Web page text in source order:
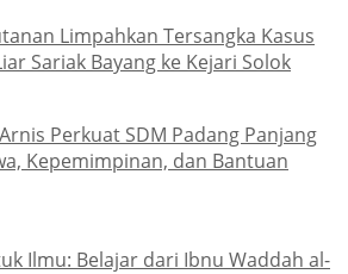
Limpahkan Tersangka Kasus
Sariak Bayang ke Kejari Solok
Perkuat SDM Padang Panjang
Kepemimpinan, dan Bantuan
Ilmu: Belajar dari Ibnu Waddah al-